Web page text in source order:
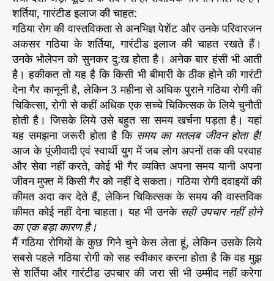
शर्तिया, गारंटीड इलाज की चाहत:
गठिया रोग की वास्तविकता से अनभिज्ञ पेशेंट और उनके परिवारजन
अकसर गठिया के शर्तिया, गारंटीड इलाज की चाहत रखते हैं।
उनके भोलेपन को सुनकर दु:ख होता है। अनेक बार हंसी भी आती
है। हकीकत तो यह है कि किसी भी बीमारी के ठीक होने की गारंटी
देना गैर कानूनी है, लेकिन 3 महीना से अधिक पुराने गठिया रोगी की
चिकित्सा, रोगी से कहीं अधिक एक सच्चे चिकित्सक के लिये चुनौती
होती है। जिसके लिये उसे बहुत सा समय खर्चना पड़ता है। यहां
यह समझना जरूरी होता है कि समय का मतलब जीवन होता है!
आज के पूंजीवादी एवं स्वार्थी युग में जब लोग अपनों तक की परवाह
और सेवा नहीं करते, कोई भी गैर व्यक्ति अपना समय यानी अपना
जीवन मुफ्त में किसी गैर को नहीं दे सकता। गठिया रोगी दवाइयों की
कीमत अदा कर देते हैं, लेकिन चिकित्सक के समय की वास्तविक
कीमत कोई नहीं देना चाहता। यह भी उनके सही उपचार नहीं होने
का एक बड़ा कारण है।
मैं गठिया रोगियों के कुछ गिने चुने केस लेता हूं, लेकिन उसके लिये
सबसे पहले गठिया रोगी को सह स्वीकार करना होता है कि वह मुझ
से शर्तिया और गारंटीड उपचार की जरा सी भी उम्मीद नहीं करेगा